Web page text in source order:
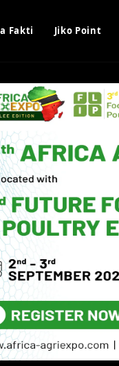
Fakti Jiko Point